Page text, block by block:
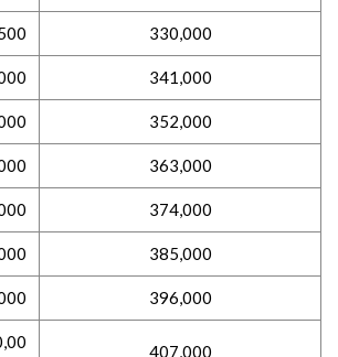
330,000
341,000
352,000
363,000
374,000
385,000
396,000
407,000